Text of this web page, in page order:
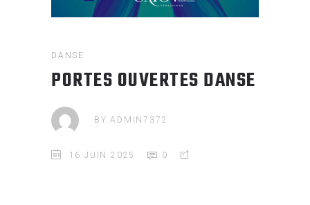
DANSE
PORTES OUVERTES DANSE
BYADMIN7372
16 JUIN 2025 0